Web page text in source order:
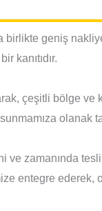
birlikte geniş
kanıtıdır.
çeşitli bölge ve
olanak
ve zamanında
entegre